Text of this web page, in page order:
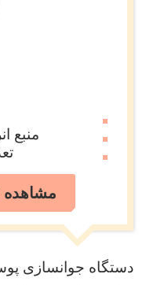
منبع
مشاهده
دستگاه جوانسازی